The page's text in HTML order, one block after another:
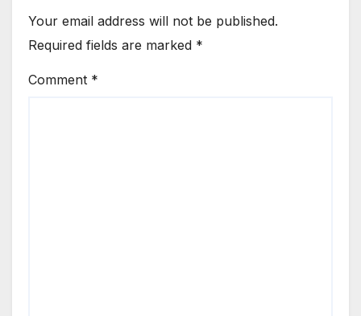
Your email address will not be published.
Required fields are marked *
Comment *